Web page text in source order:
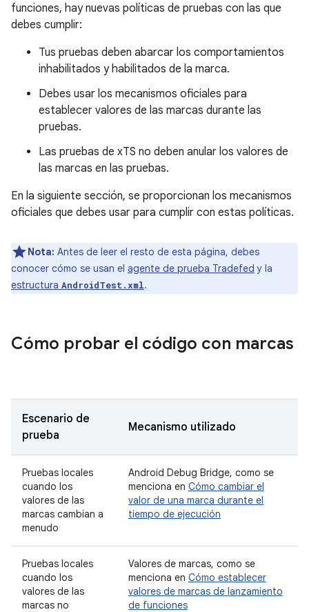
funciones, hay nuevas políticas de pruebas con las que
debes cumplir:
Tus pruebas deben abarcar los comportamientos
inhabilitados y habilitados de la marca.
Debes usar los mecanismos oficiales para
establecer valores de las marcas durante las
pruebas.
Las pruebas de xTS no deben anular los valores de
las marcas en las pruebas.
En la siguiente sección, se proporcionan los mecanismos
oficiales que debes usar para cumplir con estas políticas.
Nota: Antes de leer el resto de esta página, debes
conocer cómo se usan el agente de prueba Tradefed y la
estructura AndroidTest.xml.
Cómo probar el código con marcas
Escenario de
prueba
Mecanismo utilizado
Pruebas locales
cuando los
valores de las
marcas cambian a
menudo
Android Debug Bridge, como se
menciona en Cómo cambiar el
valor de una marca durante el
tiempo de ejecución
Pruebas locales
cuando los
valores de las
marcas no
Valores de marcas, como se
menciona en Cómo establecer
valores de marcas de lanzamiento
de funciones